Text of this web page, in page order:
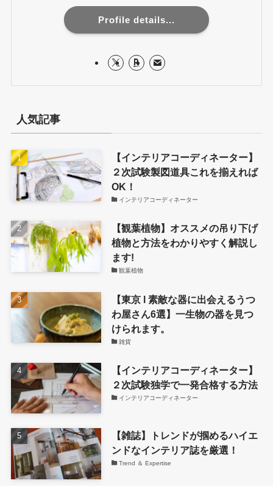
Profile details...
人気記事
【インテリアコーディネーター】
２次試験製図道具これを揃えれば
OK！
インテリアコーディネーター
【観葉植物】オススメの吊り下げ
植物と方法をわかりやすく解説し
ます!
観葉植物
【東京 l 素敵な器に出会えるうつ
わ屋さん6選】一生物の器を見つ
けられます。
雑貨
【インテリアコーディネーター】
２次試験独学で一発合格する方法
インテリアコーディネーター
【雑誌】トレンドが掴めるハイエ
ンドなインテリア誌を厳選！
Trend ＆ Expertise